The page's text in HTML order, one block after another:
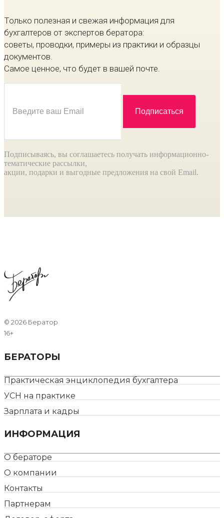
Только полезная и свежая информация для
бухгалтеров от экспертов бератора:
советы, проводки, примеры из практики и образцы
документов.
Самое ценное, что будет в вашей почте.
Подписываясь, вы соглашаетесь получать информационно-
тематические рассылки,
акции, подарки и выгодные предложения на свой Email.
© 2026 Бератор
16+
БЕРАТОРЫ
Практическая энциклопедия бухгалтера
УСН на практике
Зарплата и кадры
ИНФОРМАЦИЯ
О бераторе
О компании
Контакты
Партнерам